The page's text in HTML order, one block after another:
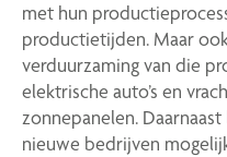
met hun
productietijden. Maar
verduurzaming van die
elektrische auto’s en
zonnepanelen.
nieuwe bedrijven